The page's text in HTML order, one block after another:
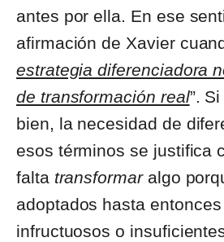
antes por ella. En ese
afirmación de Xavier
estrategia diferenciadora
de transformación real”.
bien, la necesidad de
esos términos se justifica
falta transformaralgo
adoptados hasta
infructuosos o